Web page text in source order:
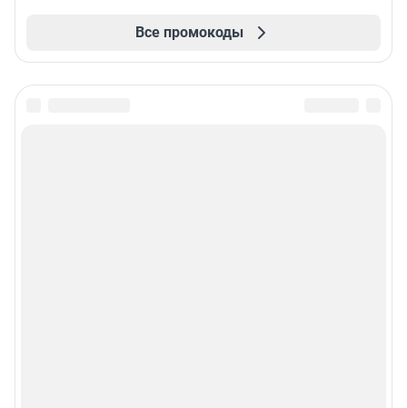
Все промокоды